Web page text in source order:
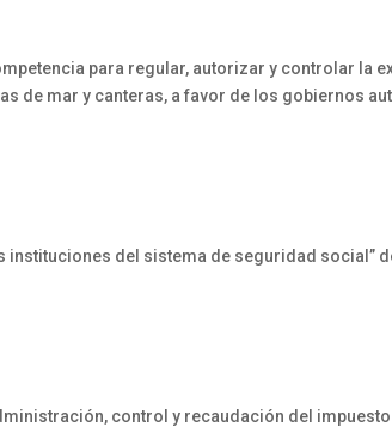
para regular, autorizar y controlar la
de mar y canteras, a favor de los gobiernos
del sistema de seguridad social”
control y recaudación del